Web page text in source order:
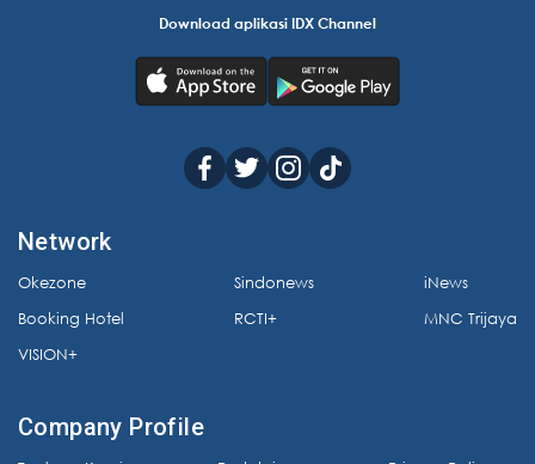
Download aplikasi IDX Channel
Network
Okezone
Booking Hotel
VISION+
Sindonews
RCTI+
iNews
MNC Trijaya
Company Profile